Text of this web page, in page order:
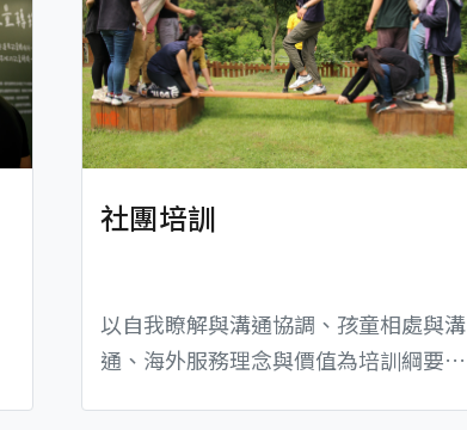
社團培訓
以自我瞭解與溝通協調、孩童相處與溝
通、海外服務理念與價值為培訓綱要，